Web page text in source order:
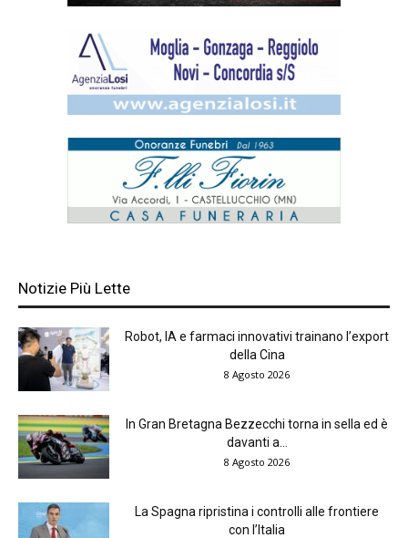
Notizie Più Lette
Robot, IA e farmaci innovativi trainano l’export
della Cina
8 Agosto 2026
In Gran Bretagna Bezzecchi torna in sella ed è
davanti a...
8 Agosto 2026
La Spagna ripristina i controlli alle frontiere
con l’Italia